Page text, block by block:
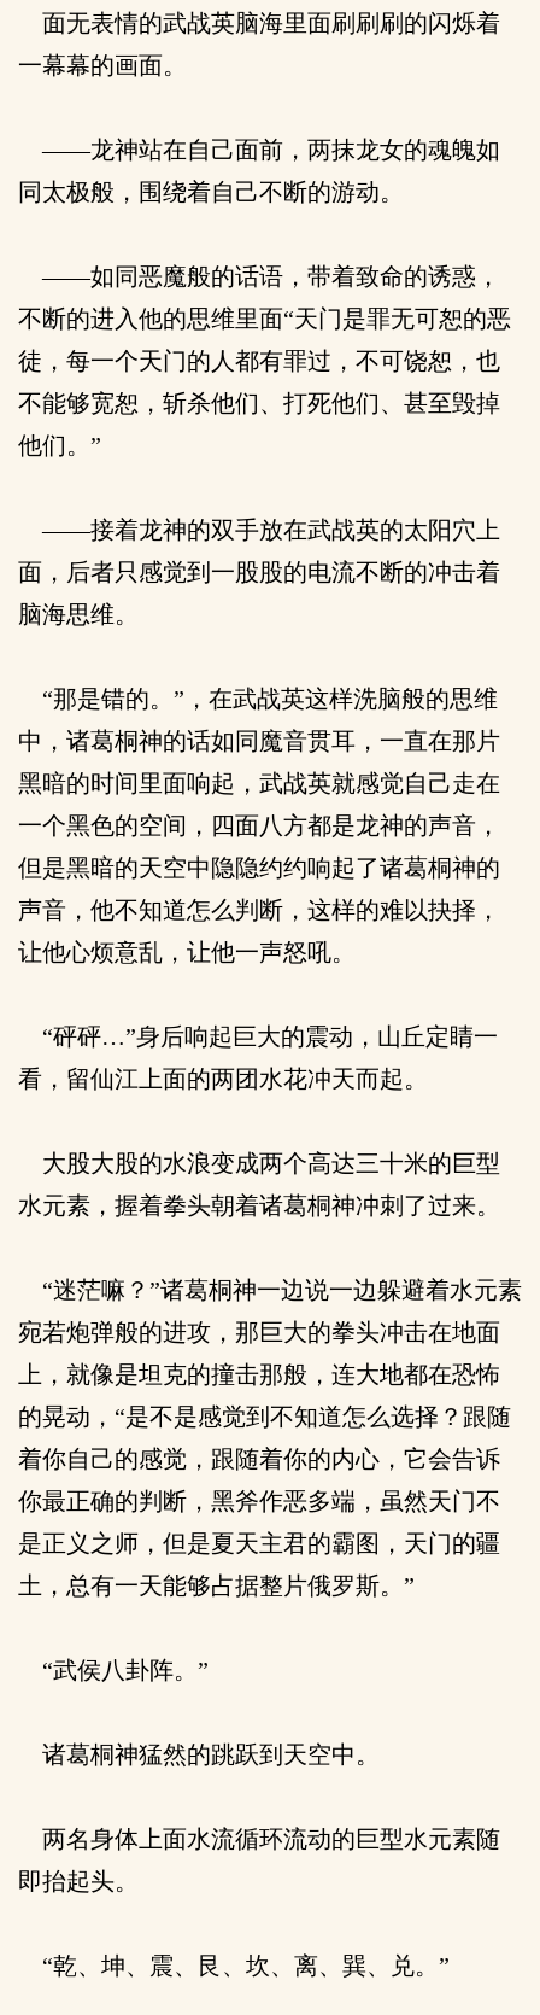
面无表情的武战英脑海里面刷刷刷的闪烁着
一幕幕的画面。
——龙神站在自己面前，两抹龙女的魂魄如
同太极般，围绕着自己不断的游动。
——如同恶魔般的话语，带着致命的诱惑，
不断的进入他的思维里面“天门是罪无可恕的恶
徒，每一个天门的人都有罪过，不可饶恕，也
不能够宽恕，斩杀他们、打死他们、甚至毁掉
他们。”
——接着龙神的双手放在武战英的太阳穴上
面，后者只感觉到一股股的电流不断的冲击着
脑海思维。
“那是错的。”，在武战英这样洗脑般的思维
中，诸葛桐神的话如同魔音贯耳，一直在那片
黑暗的时间里面响起，武战英就感觉自己走在
一个黑色的空间，四面八方都是龙神的声音，
但是黑暗的天空中隐隐约约响起了诸葛桐神的
声音，他不知道怎么判断，这样的难以抉择，
让他心烦意乱，让他一声怒吼。
“砰砰…”身后响起巨大的震动，山丘定睛一
看，留仙江上面的两团水花冲天而起。
大股大股的水浪变成两个高达三十米的巨型
水元素，握着拳头朝着诸葛桐神冲刺了过来。
“迷茫嘛？”诸葛桐神一边说一边躲避着水元素
宛若炮弹般的进攻，那巨大的拳头冲击在地面
上，就像是坦克的撞击那般，连大地都在恐怖
的晃动，“是不是感觉到不知道怎么选择？跟随
着你自己的感觉，跟随着你的内心，它会告诉
你最正确的判断，黑斧作恶多端，虽然天门不
是正义之师，但是夏天主君的霸图，天门的疆
土，总有一天能够占据整片俄罗斯。”
“武侯八卦阵。”
诸葛桐神猛然的跳跃到天空中。
两名身体上面水流循环流动的巨型水元素随
即抬起头。
“乾、坤、震、艮、坎、离、巽、兑。”